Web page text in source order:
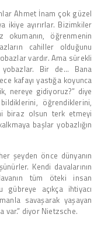
Ahmet İnam çok güzel
ikiye ayırırlar. Bizimkiler
öğrenmenin
cahiller olduğunu
vardır. Ama sürekli
yobazlar. Bir de… Bana
kafayı yastığa koyunca
nereye gidiyoruz?” diye
öğrendiklerini,
biraz olsun terk etmeyi
başlar yobazlığın
şeyden önce dünyanın
Kendi davalarının
tüm öteki insan
açıkça ihtiyacı
savaşarak yaşayan
var.” diyor Nietzsche.